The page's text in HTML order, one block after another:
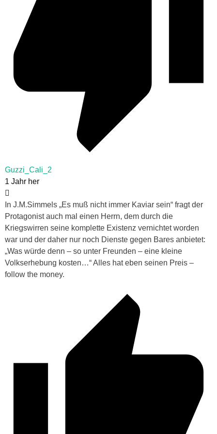
Guzzi_Cali_2
1 Jahr her
In J.M.Simmels „Es muß nicht immer Kaviar sein“ fragt der
Protagonist auch mal einen Herrn, dem durch die
Kriegswirren seine komplette Existenz vernichtet worden
war und der daher nur noch Dienste gegen Bares anbietet:
„Was würde denn – so unter Freunden – eine kleine
Volkserhebung kosten…“ Alles hat eben seinen Preis –
follow the money.